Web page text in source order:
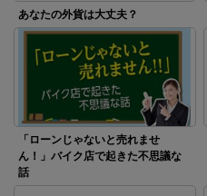
あなたの外貨は大丈夫？
「ローンじゃないと売れませ
ん！」バイク店で起きた不思議な
話